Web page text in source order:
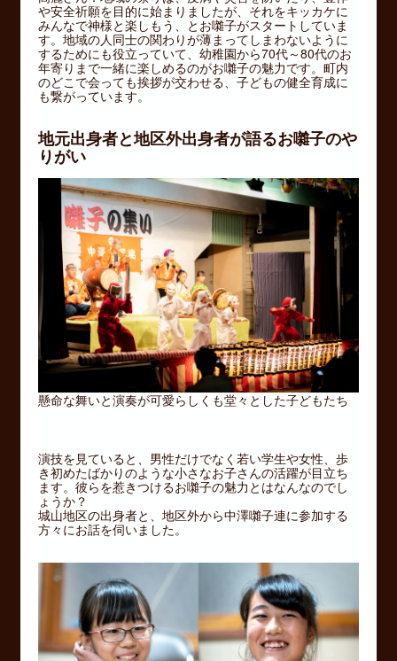
や安全祈願を目的に始まりましたが、それをキッカケに
みんなで神様と楽しもう、とお囃子がスタートしていま
す。地域の人同士の関わりが薄まってしまわないように
するためにも役立っていて、幼稚園から70代～80代のお
年寄りまで一緒に楽しめるのがお囃子の魅力です。町内
のどこで会っても挨拶が交わせる、子どもの健全育成に
も繋がっています。
地元出身者と地区外出身者が語るお囃子のや
りがい
懸命な舞いと演奏が可愛らしくも堂々とした子どもたち
演技を見ていると、男性だけでなく若い学生や女性、歩
き初めたばかりのような小さなお子さんの活躍が目立ち
ます。彼らを惹きつけるお囃子の魅力とはなんなのでし
ょうか？
城山地区の出身者と、地区外から中澤囃子連に参加する
方々にお話を伺いました。